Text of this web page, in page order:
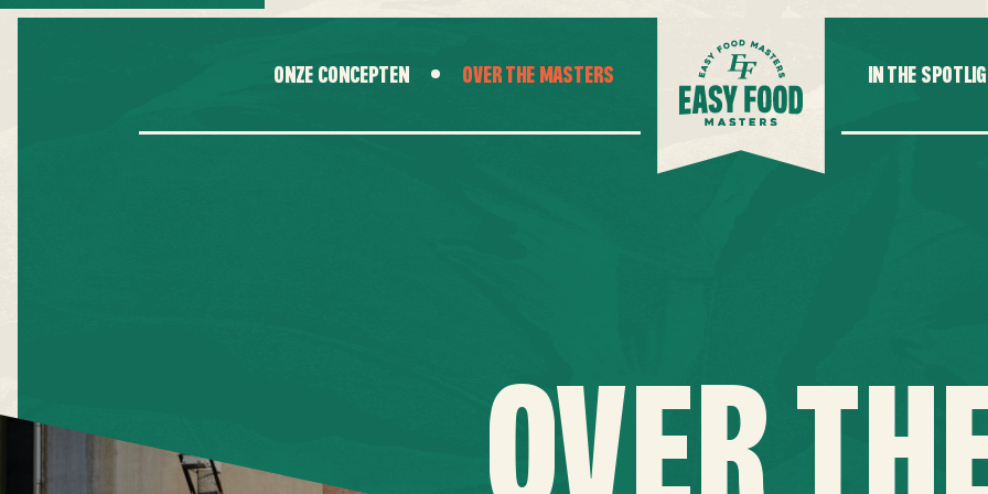
ONZE CONCEPTEN OVER THE MASTERS IN THE
OVER